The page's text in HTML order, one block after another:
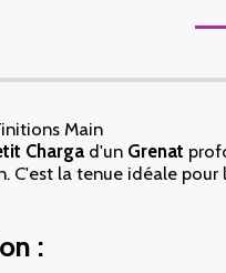
Main
Charga d'un Grenat
C'est la tenue idéale
: